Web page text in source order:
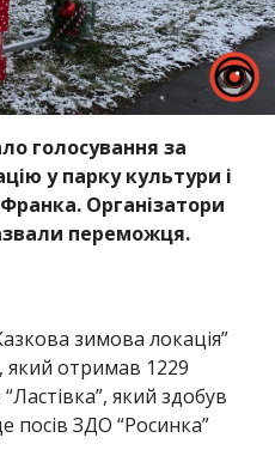
голосування за
у парку культури і
Організатори
переможця.
зимова локація”
який отримав 1229
який здобув
посів ЗДО “Росинка”